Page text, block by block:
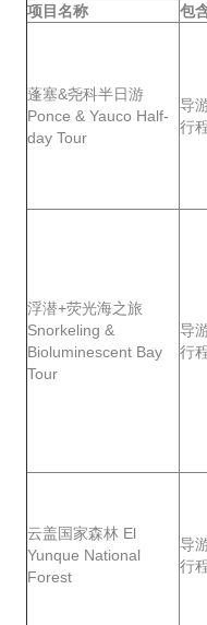
项目名称 包
蓬塞&尧科半日游
Ponce & Yauco Half-
day Tour
导
行
浮潜+荧光海之旅
Snorkeling &
Bioluminescent Bay
Tour
导
行
云盖国家森林 El
Yunque National
Forest
导
行